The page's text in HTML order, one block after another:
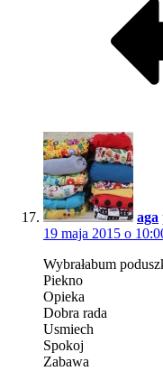
aga
19 maja 2015 o
Wybrałabum
Piekno
Opieka
Dobra rada
Usmiech
Spokoj
Zabawa